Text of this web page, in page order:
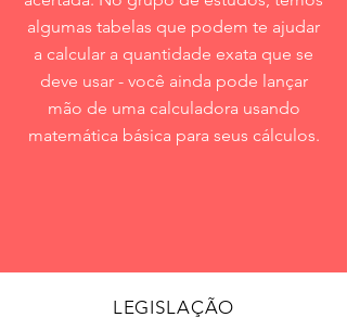
algumas tabelas que podem te ajudar
a calcular a quantidade exata que se
deve usar - você ainda pode lançar
mão de uma calculadora usando
matemática básica para seus cálculos.
LEGISLAÇÃO